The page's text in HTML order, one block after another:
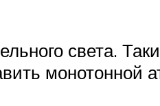
света.
монотонной